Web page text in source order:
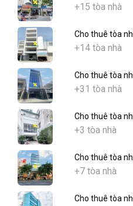
+15 tòa nhà
Cho thuê tòa
+14 tòa nhà
Cho thuê tòa
+31 tòa nhà
Cho thuê tòa
+3 tòa nhà
Cho thuê tòa
+7 tòa nhà
Cho thuê tòa